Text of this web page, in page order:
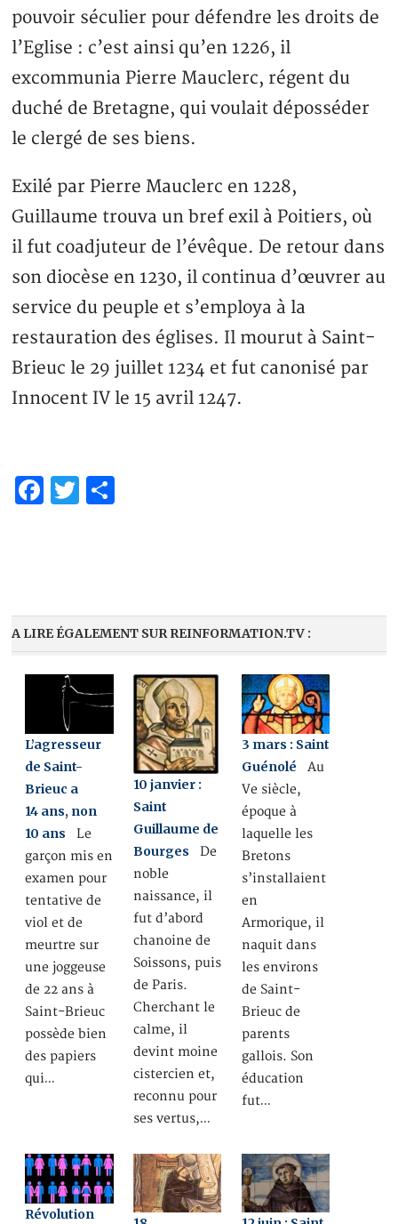
pouvoir séculier pour défendre les droits de
l’Eglise : c’est ainsi qu’en 1226, il
excommunia Pierre Mauclerc, régent du
duché de Bretagne, qui voulait déposséder
le clergé de ses biens.
Exilé par Pierre Mauclerc en 1228,
Guillaume trouva un bref exil à Poitiers, où
il fut coadjuteur de l’évêque. De retour dans
son diocèse en 1230, il continua d’œuvrer au
service du peuple et s’employa à la
restauration des églises. Il mourut à Saint-
Brieuc le 29 juillet 1234 et fut canonisé par
Innocent IV le 15 avril 1247.
Facebook
Twitter
A LIRE ÉGALEMENT SUR REINFORMATION.TV :
L’agresseur
de Saint-
Brieuc a
14 ans, non
10 ans Le
garçon mis en
examen pour
tentative de
viol et de
meurtre sur
une joggeuse
de 22 ans à
Saint-Brieuc
possède bien
des papiers
qui…
10 janvier :
Saint
Guillaume de
Bourges De
noble
naissance, il
fut d’abord
chanoine de
Soissons, puis
de Paris.
Cherchant le
calme, il
devint moine
cistercien et,
reconnu pour
ses vertus,…
3 mars : Saint
Guénolé Au
Ve siècle,
époque à
laquelle les
Bretons
s’installaient
en
Armorique, il
naquit dans
les environs
de Saint-
Brieuc de
parents
gallois. Son
éducation
fut…
Révolution